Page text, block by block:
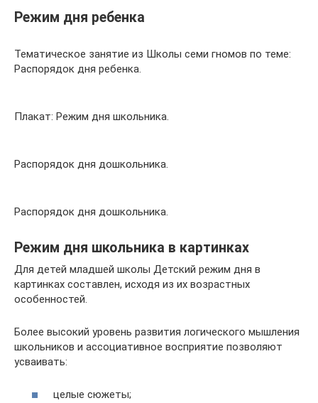
Режим дня ребенка
Тематическое занятие из Школы семи гномов по теме:
Распорядок дня ребенка.
Плакат: Режим дня школьника.
Распорядок дня дошкольника.
Распорядок дня дошкольника.
Режим дня школьника в картинках
Для детей младшей школы Детский режим дня в
картинках составлен, исходя из их возрастных
особенностей.
Более высокий уровень развития логического мышления
школьников и ассоциативное восприятие позволяют
усваивать:
целые сюжеты;